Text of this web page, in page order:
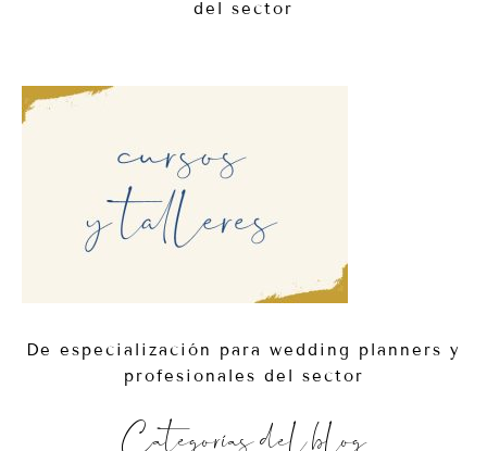
del sector
De especialización para wedding planners y
profesionales del sector